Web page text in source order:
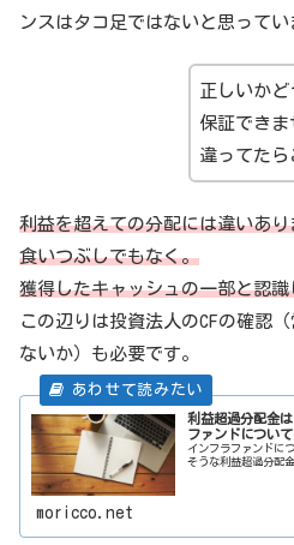
ンスはタコ足ではないと思ってい
正しいかど
保証できま
違ってたら
利益を超えての分配には違いあ
食いつぶしでもなく。
獲得したキャッシュの一部と認
この辺りは投資法人のCFの確認
ないか）も必要です。
利益超過分配金
ファンドについて
インフラファンドに
そうな利益超過分配
moricco.net